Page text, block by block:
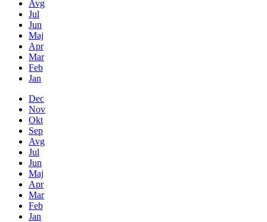
Avg
Jul
Jun
Maj
Apr
Mar
Feb
Jan
Dec
Nov
Okt
Sep
Avg
Jul
Jun
Maj
Apr
Mar
Feb
Jan